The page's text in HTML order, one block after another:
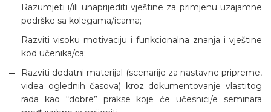
Razumjeti i/ili unaprijediti vještine za primjenu uzajamne
podrške sa kolegama/icama;
Razviti visoku motivaciju i funkcionalna znanja i vještine
kod učenika/ca;
Razviti dodatni materijal (scenarije za nastavne pripreme,
videa oglednih časova) kroz dokumentovanje vlastitog
rada kao “dobre” prakse koje će učesnici/e seminara